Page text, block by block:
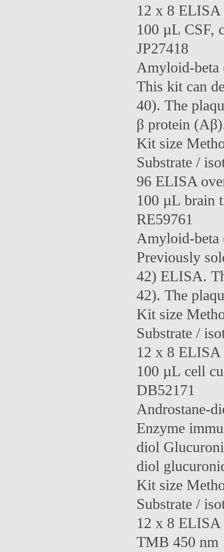
12 x 8
100 µL CSF,
JP27418
Amyloid-
This kit can
40). The
β protein
Kit size
Substrate /
96 ELISA
100 µL brain
RE59761
Amyloid-
Previously
42) ELISA.
42). The
Kit size
Substrate /
12 x 8
100 µL cell
DB52171
Androstane-
Enzyme
diol
diol
Kit size
Substrate /
12 x 8
TMB 450 nm